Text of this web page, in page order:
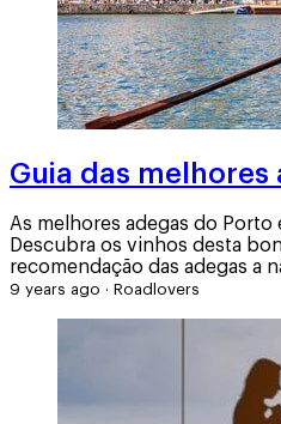
Guia das melhores
As melhores adegas do Porto
Descubra os vinhos desta
recomendação das adegas a
9 years ago · Roadlovers